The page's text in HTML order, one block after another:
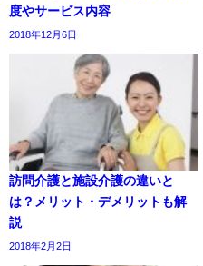
度やサービス内容
2018年12月6日
訪問介護と施設介護の違いと
は？メリット・デメリットも解
説
2018年2月2日